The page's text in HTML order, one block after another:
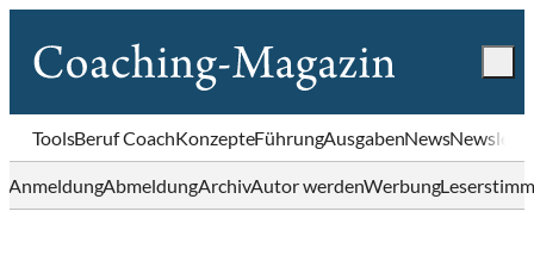
ToolsBeruf CoachKonzepteFührungAusgabenNews
AnmeldungAbmeldungArchivAutor werdenWerbung